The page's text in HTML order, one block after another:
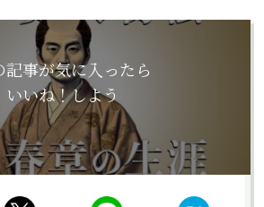
記事が気に入ったら
いいね！しよう